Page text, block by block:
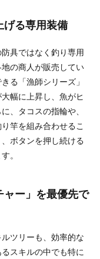
げる専用装備
具ではなく釣り専用
の商人が販売してい
る「漁師シリーズ」
幅に上昇し、魚がヒ
、タコスの指輪や、
竿を組み合わせるこ
ボタンを押し続ける
。
ャー」を最優先で
ツリーも、効率的な
スキルの中でも特に